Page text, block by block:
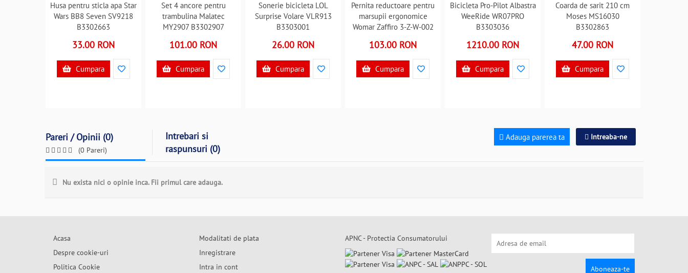
Husa pentru sticla apa Star
Wars BB8 Seven SV9218
B3302663
33.00 RON
Cumpara
Set 4 ancore pentru
trambulina Malatec
MY2907 B3302907
101.00 RON
Cumpara
Sonerie bicicleta LOL
Surprise Volare VLR913
B3303001
26.00 RON
Cumpara
Pernita reductoare pentru
marsupii ergonomice
Womar Zaffiro 3-Z-W-002
103.00 RON
Cumpara
Bicicleta Pro-Pilot Albastra
WeeRide WR07PRO
B3303036
1210.00 RON
Cumpara
Coarda de sarit 210 cm
Moses MS16030
B3302863
47.00 RON
Cumpara
Pareri / Opinii (0)
(0 Pareri)
Intrebari si
raspunsuri (0)
Adauga parerea ta Intreaba-ne
Nu exista nici o opinie inca. Fii primul care adauga.
Acasa
Despre cookie-uri
Politica Cookie
Modalitati de plata
Inregistrare
Intra in cont
APNC - Protectia Consumatorului
Aboneaza-te